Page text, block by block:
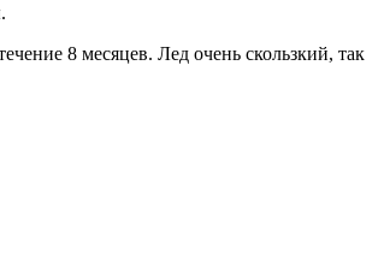
8 месяцев. Лед очень скользкий, так